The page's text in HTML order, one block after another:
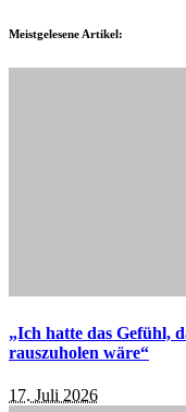
Meistgelesene Artikel:
„Ich hatte das Gefühl,
rauszuholen wäre“
17. Juli 2026